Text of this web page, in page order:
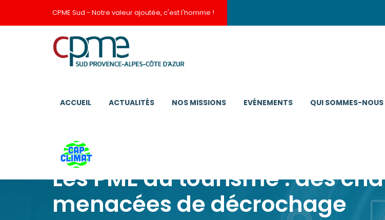
CPME Sud - Notre valeur ajoutée, c'est l'homme !
ACCUEIL ACTUALITÉS NOS MISSIONS EVÉNEMENTS QUI SOMMES-NOUS
Les PME du tourisme : des
menacées de décrochage